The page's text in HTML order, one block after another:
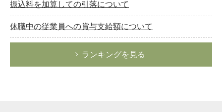
振込料を加算しての引落について
休職中の従業員への賞与支給額について
ランキングを見る